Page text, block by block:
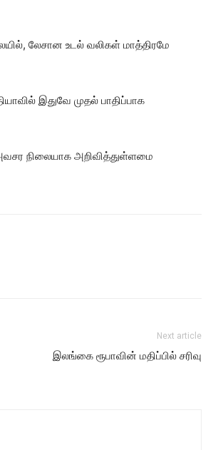
லேசான உடல் வலிகள் மாத்திரமே
இதுவே முதல் பாதிப்பாக
நிலையாக அறிவித்துள்ளமை
Next article
இலங்கை ரூபாவின் மதிப்பில் சரிவு